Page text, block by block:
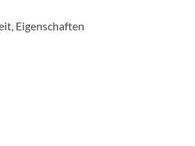
Eigenschaften